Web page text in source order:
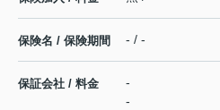
保険名 / 保険期間 - / -
保証会社 / 料金
-
-